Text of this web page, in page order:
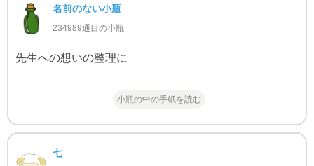
名前のない小瓶
234989通目の小瓶
先生への想いの整理に
小瓶の中の手紙を読む
七